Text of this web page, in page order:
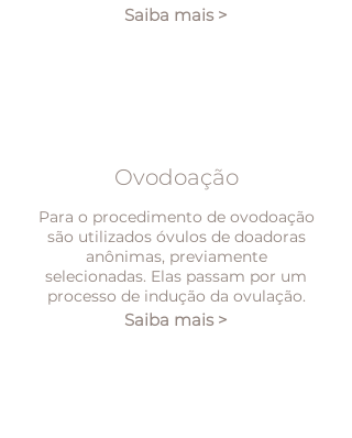
Saiba mais >
Ovodoação
Para o procedimento de ovodoação
são utilizados óvulos de doadoras
anônimas, previamente
selecionadas. Elas passam por um
processo de indução da ovulação.
Saiba mais >